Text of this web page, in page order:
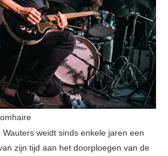
weidt sinds enkele jaren een
zijn tijd aan het doorploegen van de